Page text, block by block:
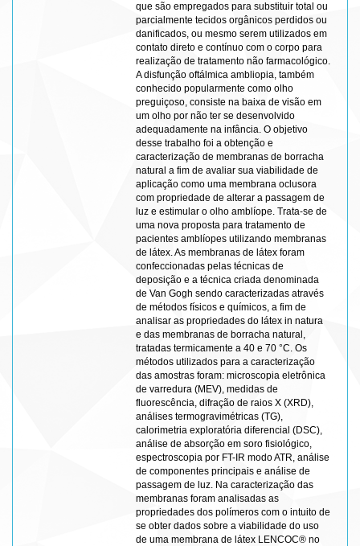
que são empregados para substituir total ou
parcialmente tecidos orgânicos perdidos ou
danificados, ou mesmo serem utilizados em
contato direto e contínuo com o corpo para
realização de tratamento não farmacológico.
A disfunção oftálmica ambliopia, também
conhecido popularmente como olho
preguiçoso, consiste na baixa de visão em
um olho por não ter se desenvolvido
adequadamente na infância. O objetivo
desse trabalho foi a obtenção e
caracterização de membranas de borracha
natural a fim de avaliar sua viabilidade de
aplicação como uma membrana oclusora
com propriedade de alterar a passagem de
luz e estimular o olho amblíope. Trata-se de
uma nova proposta para tratamento de
pacientes amblíopes utilizando membranas
de látex. As membranas de látex foram
confeccionadas pelas técnicas de
deposição e a técnica criada denominada
de Van Gogh sendo caracterizadas através
de métodos físicos e químicos, a fim de
analisar as propriedades do látex in natura
e das membranas de borracha natural,
tratadas termicamente a 40 e 70 °C. Os
métodos utilizados para a caracterização
das amostras foram: microscopia eletrônica
de varredura (MEV), medidas de
fluorescência, difração de raios X (XRD),
análises termogravimétricas (TG),
calorimetria exploratória diferencial (DSC),
análise de absorção em soro fisiológico,
espectroscopia por FT-IR modo ATR, análise
de componentes principais e análise de
passagem de luz. Na caracterização das
membranas foram analisadas as
propriedades dos polímeros com o intuito de
se obter dados sobre a viabilidade do uso
de uma membrana de látex LENCOC® no